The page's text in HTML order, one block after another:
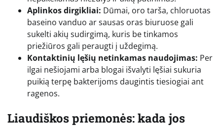
Aplinkos dirgikliai: Dūmai, oro tarša, chloruotas
baseino vanduo ar sausas oras biuruose gali
sukelti akių sudirgimą, kuris be tinkamos
priežiūros gali peraugti į uždegimą.
Kontaktinių lęšių netinkamas naudojimas: Per
ilgai nešiojami arba blogai išvalyti lęšiai sukuria
puikią terpę bakterijoms daugintis tiesiogiai ant
ragenos.
Liaudiškos priemonės: kada jos